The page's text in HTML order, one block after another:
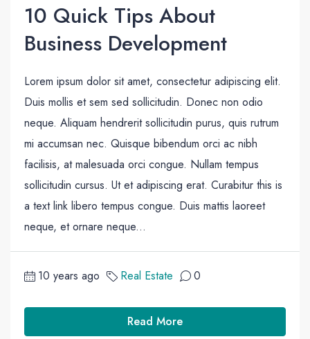
10 Quick Tips About
Business Development
Lorem ipsum dolor sit amet, consectetur adipiscing elit.
Duis mollis et sem sed sollicitudin. Donec non odio
neque. Aliquam hendrerit sollicitudin purus, quis rutrum
mi accumsan nec. Quisque bibendum orci ac nibh
facilisis, at malesuada orci congue. Nullam tempus
sollicitudin cursus. Ut et adipiscing erat. Curabitur this is
a text link libero tempus congue. Duis mattis laoreet
neque, et ornare neque...
10 years ago Real Estate 0
Read More